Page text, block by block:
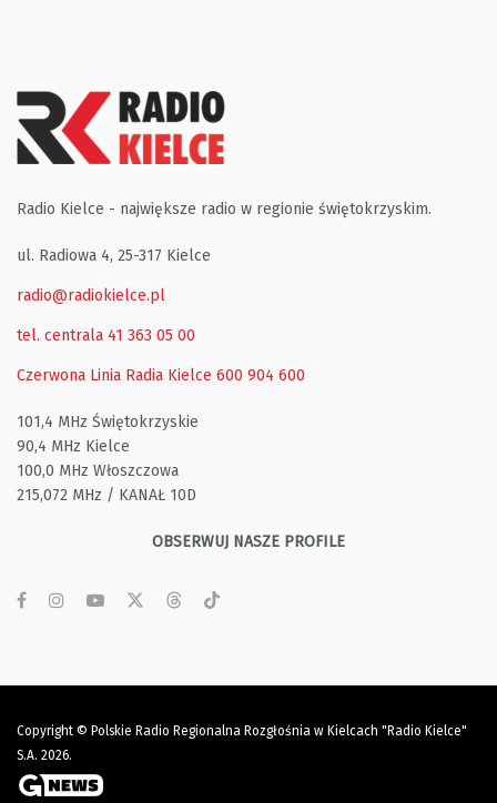
Radio Kielce - największe radio w regionie świętokrzyskim.
ul. Radiowa 4, 25-317 Kielce
radio@radiokielce.pl
tel. centrala 41 363 05 00
Czerwona Linia Radia Kielce 600 904 600
101,4 MHz Świętokrzyskie
90,4 MHz Kielce
100,0 MHz Włoszczowa
215,072 MHz / KANAŁ 10D
OBSERWUJ NASZE PROFILE
Copyright © Polskie Radio Regionalna Rozgłośnia w Kielcach "Radio Kielce"
S.A. 2026.